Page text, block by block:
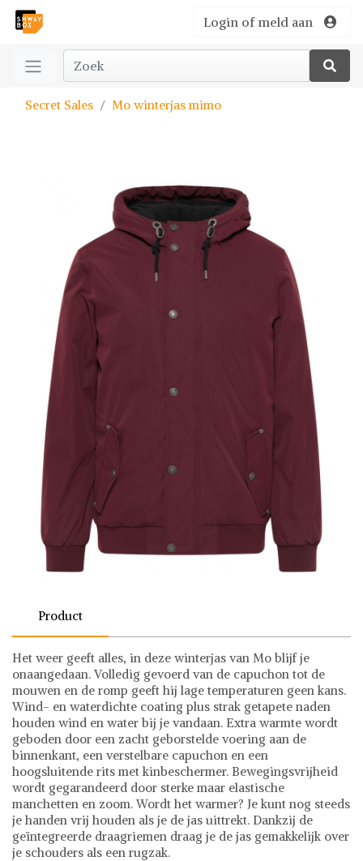
Login of meld aan
Secret Sales Mo winterjas mimo
Product
Het weer geeft alles, in deze winterjas van Mo blijf je
onaangedaan. Volledig gevoerd van de capuchon tot de
mouwen en de romp geeft hij lage temperaturen geen kans.
Wind- en waterdichte coating plus strak getapete naden
houden wind en water bij je vandaan. Extra warmte wordt
geboden door een zacht geborstelde voering aan de
binnenkant, een verstelbare capuchon en een
hoogsluitende rits met kinbeschermer. Bewegingsvrijheid
wordt gegarandeerd door sterke maar elastische
manchetten en zoom. Wordt het warmer? Je kunt nog steeds
je handen vrij houden als je de jas uittrekt. Dankzij de
geïntegreerde draagriemen draag je de jas gemakkelijk over
je schouders als een rugzak.